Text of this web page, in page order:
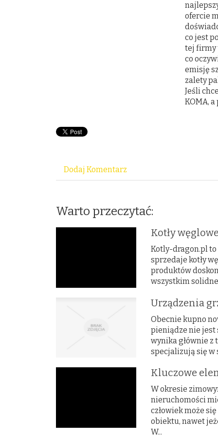
ofercie
co jest
tej firmy
co
emisję
zalety
Jeśli
KOMA,
Dodaj Komentarz
Warto przeczytać:
Kotły
Kotly-dragon.pl
sprzedaje kotły
produktów
wszystkim
Urządzenia
Obecnie kupno
pieniądze nie jest
wynika głównie z
specjalizują się w
Kluczowe
W okresie
nieruchomości
człowiek może
obiektu, nawet
W...